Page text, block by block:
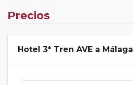
Precios
Hotel 3* Tren AVE a Málaga